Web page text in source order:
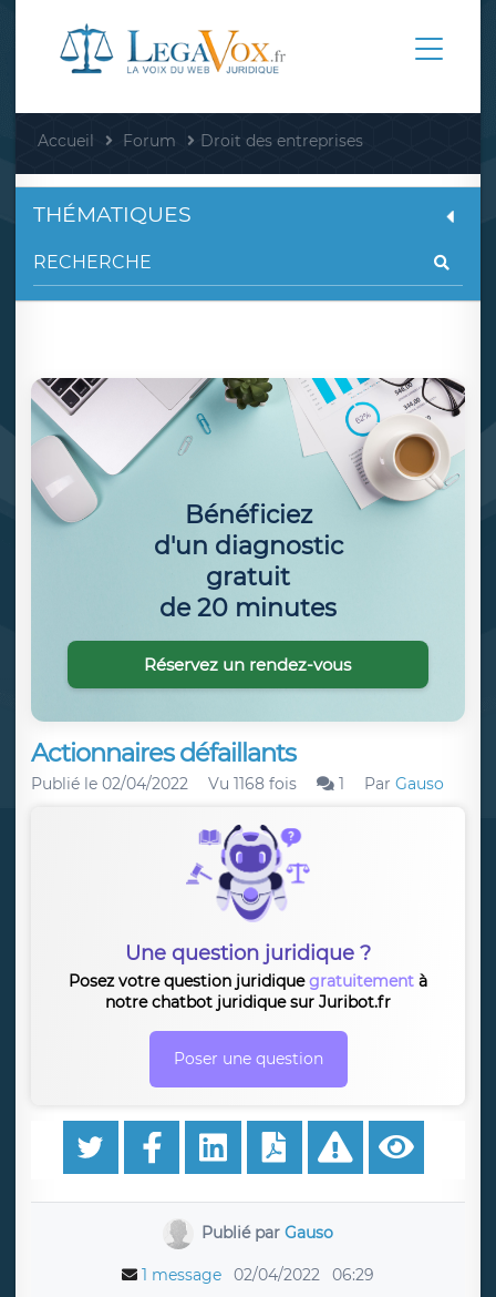
Accueil Forum Droit des entreprises
Actionnaires défaillants
Publié le 02/04/2022 Vu 1168 fois 1 Par Gauso
Une question juridique ?
Posez votre question juridiquegratuitement à
notre chatbot juridique sur Juribot.fr
Poser une question
Publié parGauso
1 message 02/04/2022 06:29
THÉMATIQUES
Bénéficiez
d'un diagnostic
gratuit
de 20 minutes
Réservez un rendez-vous